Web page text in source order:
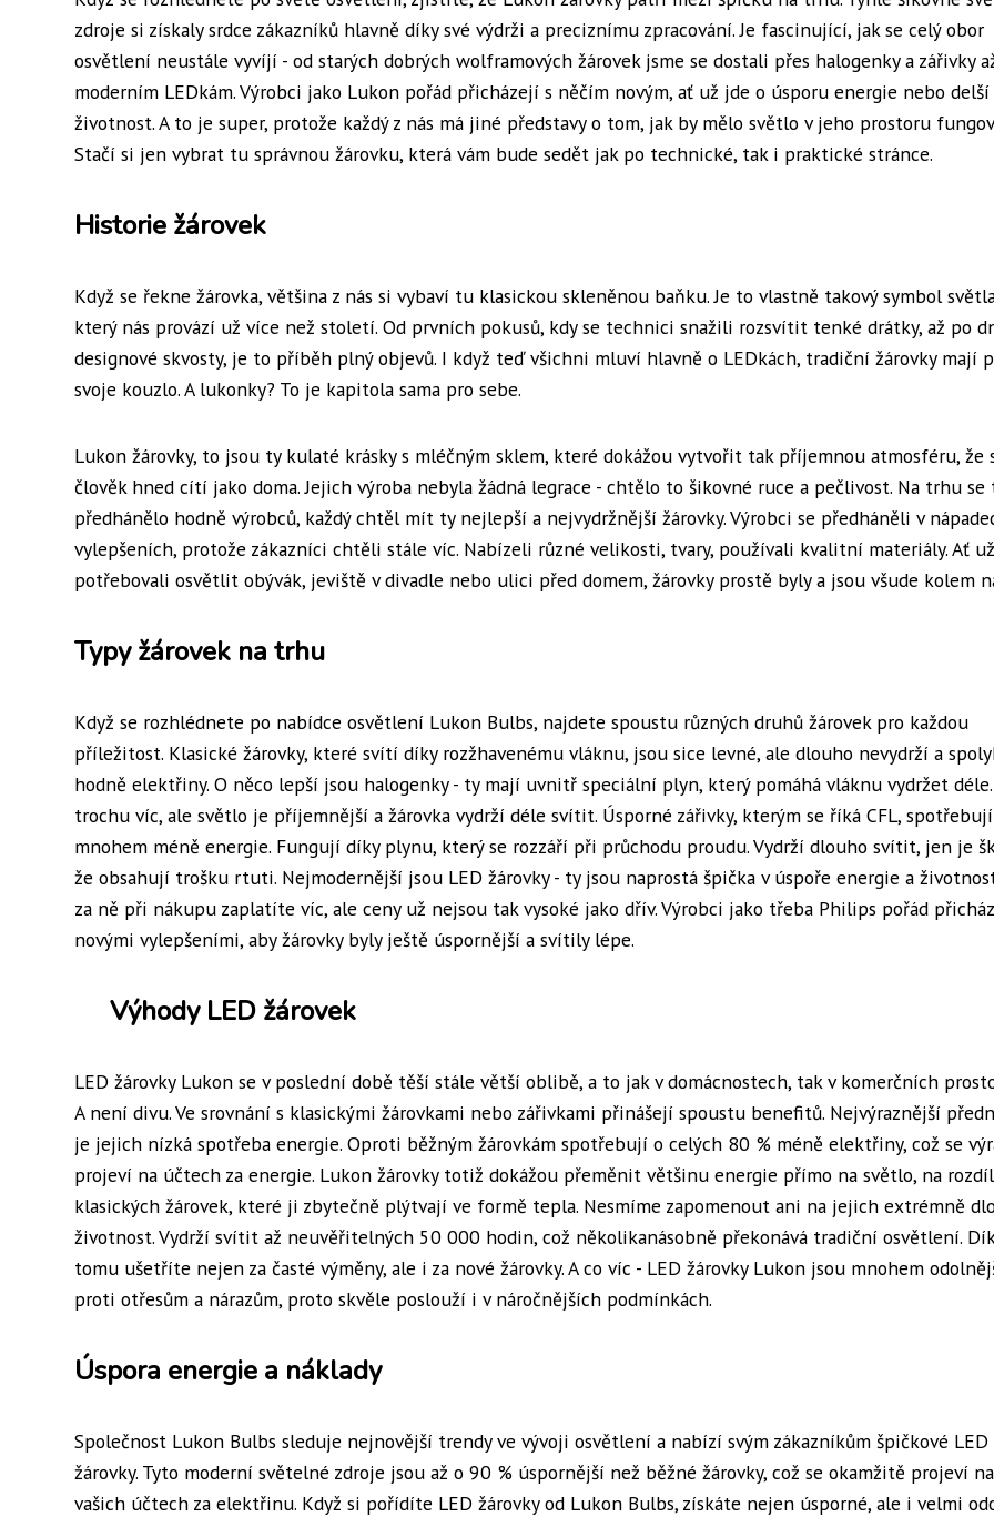
zdroje si získaly srdce zákazníků hlavně díky své výdrži a preciznímu zpracování. Je fascinující, jak se celý obor
osvětlení neustále vyvíjí - od starých dobrých wolframových žárovek jsme se dostali přes halogenky a zářivky
moderním LEDkám. Výrobci jako Lukon pořád přicházejí s něčím novým, ať už jde o úsporu energie nebo delší
životnost. A to je super, protože každý z nás má jiné představy o tom, jak by mělo světlo v jeho prostoru
Stačí si jen vybrat tu správnou žárovku, která vám bude sedět jak po technické, tak i praktické stránce.
Historie žárovek
Když se řekne žárovka, většina z nás si vybaví tu klasickou skleněnou baňku. Je to vlastně takový symbol
který nás provází už více než století. Od prvních pokusů, kdy se technici snažili rozsvítit tenké drátky, až po
designové skvosty, je to příběh plný objevů. I když teď všichni mluví hlavně o LEDkách, tradiční žárovky mají
svoje kouzlo. A lukonky? To je kapitola sama pro sebe.
Lukon žárovky, to jsou ty kulaté krásky s mléčným sklem, které dokážou vytvořit tak příjemnou atmosféru, že
člověk hned cítí jako doma. Jejich výroba nebyla žádná legrace - chtělo to šikovné ruce a pečlivost. Na trhu se
předhánělo hodně výrobců, každý chtěl mít ty nejlepší a nejvydržnější žárovky. Výrobci se předháněli v
vylepšeních, protože zákazníci chtěli stále víc. Nabízeli různé velikosti, tvary, používali kvalitní materiály. Ať
potřebovali osvětlit obývák, jeviště v divadle nebo ulici před domem, žárovky prostě byly a jsou všude kolem
Typy žárovek na trhu
Když se rozhlédnete po nabídce osvětlení Lukon Bulbs, najdete spoustu různých druhů žárovek pro každou
příležitost. Klasické žárovky, které svítí díky rozžhavenému vláknu, jsou sice levné, ale dlouho nevydrží a
hodně elektřiny. O něco lepší jsou halogenky - ty mají uvnitř speciální plyn, který pomáhá vláknu vydržet
trochu víc, ale světlo je příjemnější a žárovka vydrží déle svítit. Úsporné zářivky, kterým se říká CFL, spotřebují
mnohem méně energie. Fungují díky plynu, který se rozzáří při průchodu proudu. Vydrží dlouho svítit, jen je
že obsahují trošku rtuti. Nejmodernější jsou LED žárovky - ty jsou naprostá špička v úspoře energie a
za ně při nákupu zaplatíte víc, ale ceny už nejsou tak vysoké jako dřív. Výrobci jako třeba Philips pořád
novými vylepšeními, aby žárovky byly ještě úspornější a svítily lépe.
Výhody LED žárovek
LED žárovky Lukon se v poslední době těší stále větší oblibě, a to jak v domácnostech, tak v komerčních
A není divu. Ve srovnání s klasickými žárovkami nebo zářivkami přinášejí spoustu benefitů. Nejvýraznější
je jejich nízká spotřeba energie. Oproti běžným žárovkám spotřebují o celých 80 % méně elektřiny, což se
projeví na účtech za energie. Lukon žárovky totiž dokážou přeměnit většinu energie přímo na světlo, na
klasických žárovek, které ji zbytečně plýtvají ve formě tepla. Nesmíme zapomenout ani na jejich extrémně
životnost. Vydrží svítit až neuvěřitelných 50 000 hodin, což několikanásobně překonává tradiční osvětlení.
tomu ušetříte nejen za časté výměny, ale i za nové žárovky. A co víc - LED žárovky Lukon jsou mnohem
proti otřesům a nárazům, proto skvěle poslouží i v náročnějších podmínkách.
Úspora energie a náklady
Společnost Lukon Bulbs sleduje nejnovější trendy ve vývoji osvětlení a nabízí svým zákazníkům špičkové LED
žárovky. Tyto moderní světelné zdroje jsou až o 90 % úspornější než běžné žárovky, což se okamžitě projeví na
vašich účtech za elektřinu. Když si pořídíte LED žárovky od Lukon Bulbs, získáte nejen úsporné, ale i velmi